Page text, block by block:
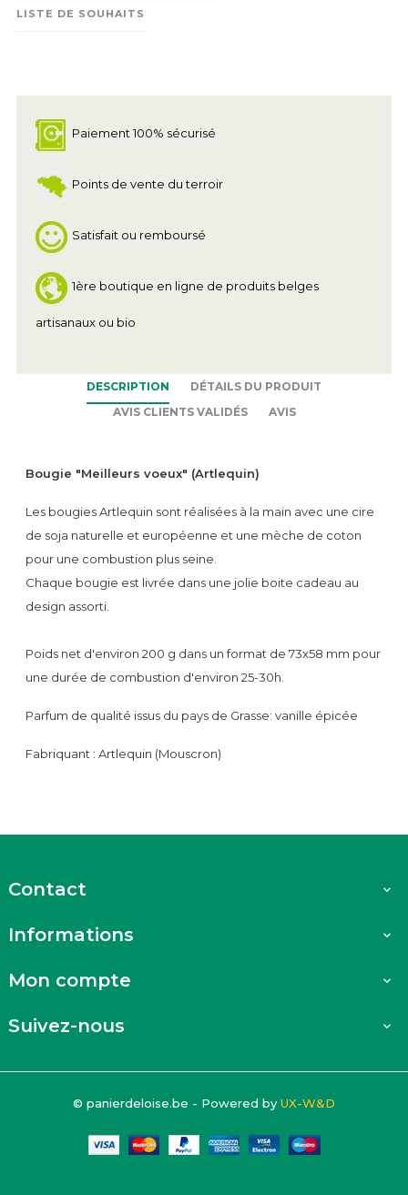
LISTE DE SOUHAITS
Paiement 100% sécurisé
Points de vente du terroir
Satisfait ou remboursé
1ère boutique en ligne de produits belges
artisanaux ou bio
DESCRIPTION
DÉTAILS DU PRODUIT
AVIS CLIENTS VALIDÉS
AVIS
Bougie "Meilleurs voeux" (Artlequin)
Les bougies Artlequin sont réalisées à la main avec une cire
de soja naturelle et européenne et une mèche de coton
pour une combustion plus seine.
Chaque bougie est livrée dans une jolie boite cadeau au
design assorti.
Poids net d'environ 200 g dans un format de 73x58 mm pour
une durée de combustion d'environ 25-30h.
Parfum de qualité issus du pays de Grasse: vanille épicée
Fabriquant : Artlequin (Mouscron)
Contact 
Informations 
Mon compte 
Suivez-nous 
© panierdeloise.be - Powered by UX-W&D